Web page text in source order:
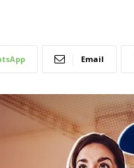
Email